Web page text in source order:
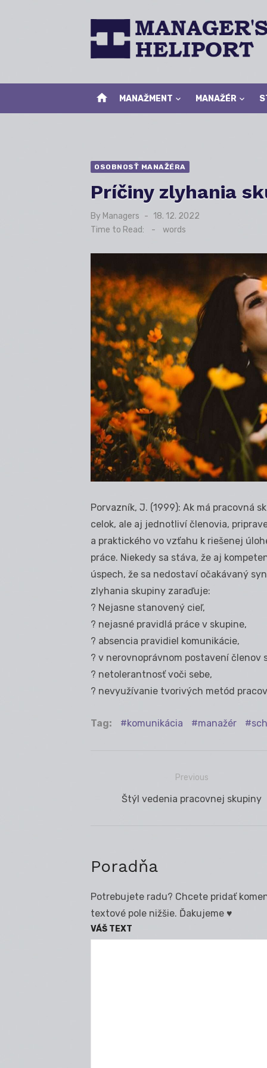
home MANAŽMENT MANAŽÉR
OSOBNOSŤ MANAŽÉRA
Príčiny zlyhania
By Managers
Posted
18. 12. 2022
Time to Read:
- words
Porvazník, J. (1999): Ak má pracovná
celok, ale aj jednotliví členovia,
a praktického vo vzťahu k riešenej
práce. Niekedy sa stáva, že aj
úspech, že sa nedostaví očakávaný
zlyhania skupiny zaraďuje:
? Nejasne stanovený cieľ,
? nejasné pravidlá práce v skupine,
? absencia pravidiel komunikácie,
? v nerovnoprávnom postavení členov
? netolerantnosť voči sebe,
? nevyužívanie tvorivých metód
Tag: komunikácia manažér
Navigácia
Previous
Previous
Štýl vedenia pracovnej skupiny
Poradňa
Potrebujete radu? Chcete pridať
textové pole nižšie. Ďakujeme ♥
VÁŠ TEXT